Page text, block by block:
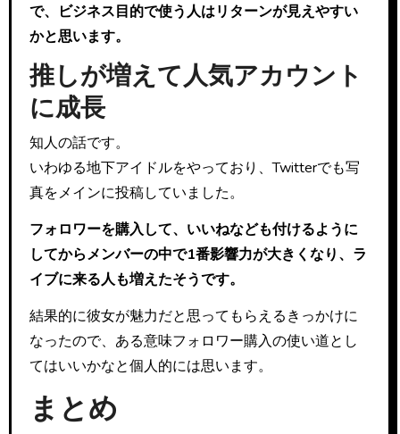
で、ビジネス目的で使う人はリターンが見えやすい
かと思います。
推しが増えて人気アカウント
に成長
知人の話です。
いわゆる地下アイドルをやっており、Twitterでも写
真をメインに投稿していました。
フォロワーを購入して、いいねなども付けるように
してからメンバーの中で1番影響力が大きくなり、ラ
イブに来る人も増えたそうです。
結果的に彼女が魅力だと思ってもらえるきっかけに
なったので、ある意味フォロワー購入の使い道とし
てはいいかなと個人的には思います。
まとめ